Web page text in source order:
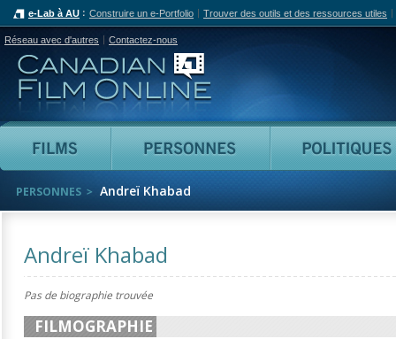
e-Lab à AU Construire un e-Portfolio Trouver des outils et des ressources utiles
Réseau avec d'autres Contactez-nous
Canadian Film Online
Films Personnes
PERSONNES Andreï Khabad
Andreï Khabad
Pas de biographie trouvée
FILMOGRAPHIE